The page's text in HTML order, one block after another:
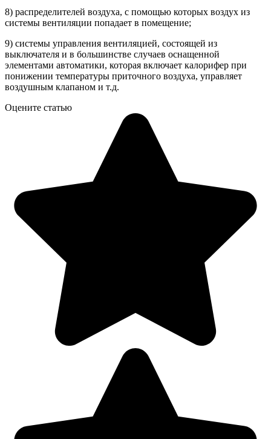
8) распределителей воздуха, с помощью которых воздух из
системы вентиляции попадает в помещение;
9) системы управления вентиляцией, состоящей из
выключателя и в большинстве случаев оснащенной
элементами автоматики, которая включает калорифер при
понижении температуры приточного воздуха, управляет
воздушным клапаном и т.д.
Оцените статью